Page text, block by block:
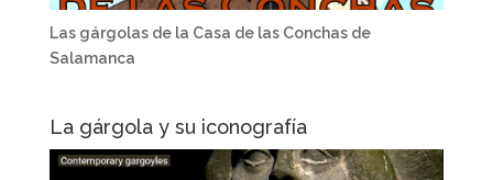
Las gárgolas de la Casa de las Conchas de
Salamanca
La gárgola y su iconografía